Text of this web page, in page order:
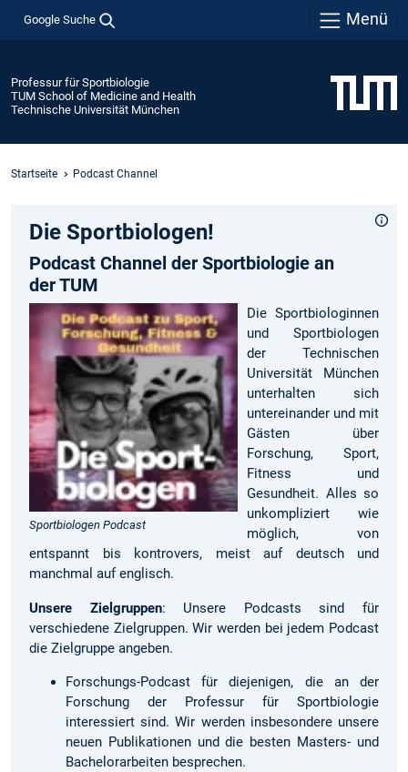
Google Suche Menü
Professur für Sportbiologie
TUM School of Medicine and Health
Technische Universität München
Startseite Podcast Channel
Die Sportbiologen!
Podcast Channel der Sportbiologie an
der TUM
Sportbiologen Podcast
Die Sportbiologinnen
und Sportbiologen
der Technischen
Universität München
unterhalten sich
untereinander und mit
Gästen über
Forschung, Sport,
Fitness und
Gesundheit. Alles so
unkompliziert wie
möglich, von
entspannt bis kontrovers, meist auf deutsch und
manchmal auf englisch.
Unsere Zielgruppen: Unsere Podcasts sind für
verschiedene Zielgruppen. Wir werden bei jedem Podcast
die Zielgruppe angeben.
Forschungs-Podcast für diejenigen, die an der
Forschung der Professur für Sportbiologie
interessiert sind. Wir werden insbesondere unsere
neuen Publikationen und die besten Masters- und
Bachelorarbeiten besprechen.